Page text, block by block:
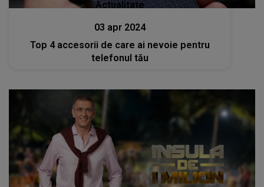
Actualitate
03 apr 2024
Top 4 accesorii de care ai nevoie pentru
telefonul tău